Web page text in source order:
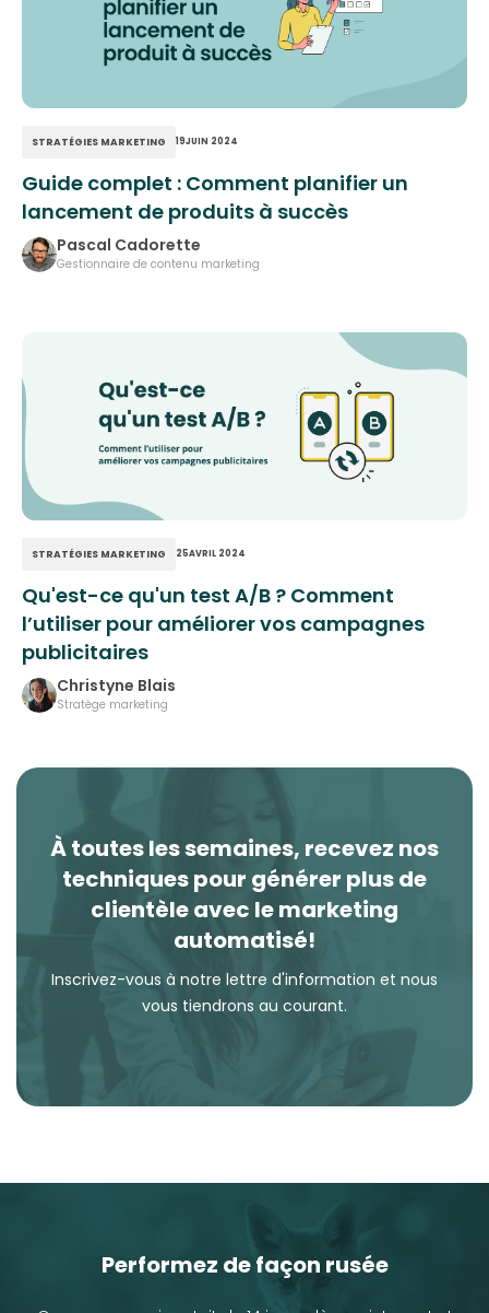
STRATÉGIES MARKETING 19JUIN 2024
Guide complet : Comment planifier un
lancement de produits à succès
Pascal Cadorette
Gestionnaire de contenu marketing
STRATÉGIES MARKETING 25AVRIL 2024
Qu'est-ce qu'un test A/B ? Comment
l’utiliser pour améliorer vos campagnes
publicitaires
Christyne Blais
Stratège marketing
À toutes les semaines, recevez nos
techniques pour générer plus de
clientèle avec le marketing
automatisé!
Inscrivez-vous à notre lettre d'information et nous
vous tiendrons au courant.
Performez de façon rusée